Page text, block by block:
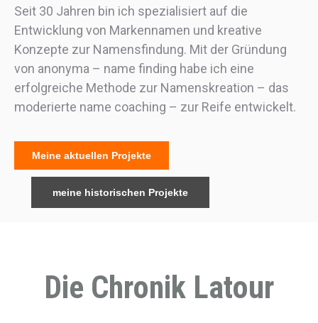
Seit 30 Jahren bin ich spezialisiert auf die
Entwicklung von Markennamen und kreative
Konzepte zur Namensfindung. Mit der Gründung
von anonyma – name finding habe ich eine
erfolgreiche Methode zur Namenskreation – das
moderierte name coaching – zur Reife entwickelt.
Meine aktuellen Projekte
meine historischen Projekte
Die Chronik Latour